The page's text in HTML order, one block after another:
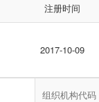
注册时间
2017-10-09
组织机构代码